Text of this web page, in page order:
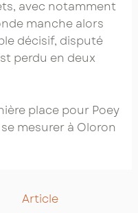
avec notamment
manche alors
décisif, disputé
perdu en deux
place pour Poey
mesurer à Oloron
Article